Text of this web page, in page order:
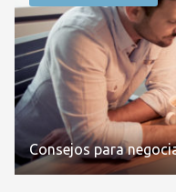
Consejos para